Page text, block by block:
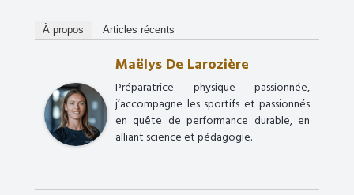
À propos Articles récents
Maëlys De Larozière
Préparatrice physique passionnée,
j’accompagne les sportifs et passionnés
en quête de performance durable, en
alliant science et pédagogie.